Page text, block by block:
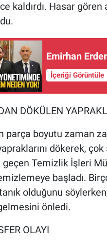
kaldırdı. Hasar
Emirhan
İçeriği Görüntüle
DÖKÜLEN
parça boyutu zaman
dökerek,
geçen Temizlik İşleri
başladı.
olduğunu
önledi.
OLAYI